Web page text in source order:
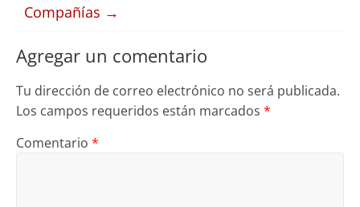
Compañías →
Agregar un comentario
Tu dirección de correo electrónico no será publicada.
Los campos requeridos están marcados *
Comentario *